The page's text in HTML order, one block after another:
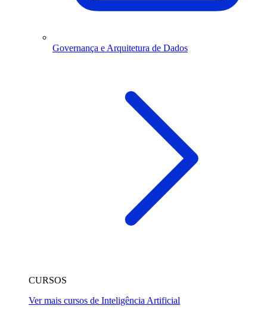
Governança e Arquitetura de Dados
CURSOS
Ver mais cursos de Inteligência Artificial